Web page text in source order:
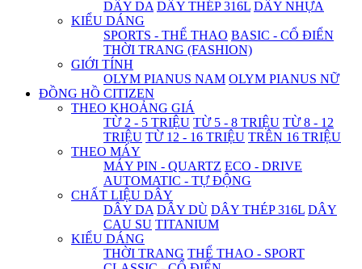
DÂY DA DÂY THÉP 316L DÂY NHỰA
KIỂU DÁNG
SPORTS - THỂ THAO BASIC - CỔ ĐIỂN
THỜI TRANG (FASHION)
GIỚI TÍNH
OLYM PIANUS NAM OLYM PIANUS NỮ
ĐỒNG HỒ CITIZEN
THEO KHOẢNG GIÁ
TỪ 2 - 5 TRIỆU TỪ 5 - 8 TRIỆU TỪ 8 - 12
TRIỆU TỪ 12 - 16 TRIỆU TRÊN 16 TRIỆU
THEO MÁY
MÁY PIN - QUARTZ ECO - DRIVE
AUTOMATIC - TỰ ĐỘNG
CHẤT LIỆU DÂY
DÂY DA DÂY DÙ DÂY THÉP 316L DÂY
CAU SU TITANIUM
KIỂU DÁNG
THỜI TRANG THỂ THAO - SPORT